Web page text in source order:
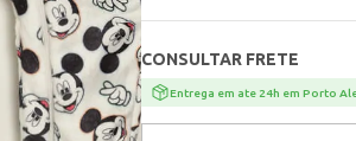
do Mickey, trazendo um
para a peça. Uma opção
rotina dos bebês ainda mais
CONSULTAR FRETE
Entrega em ate 24h em Porto